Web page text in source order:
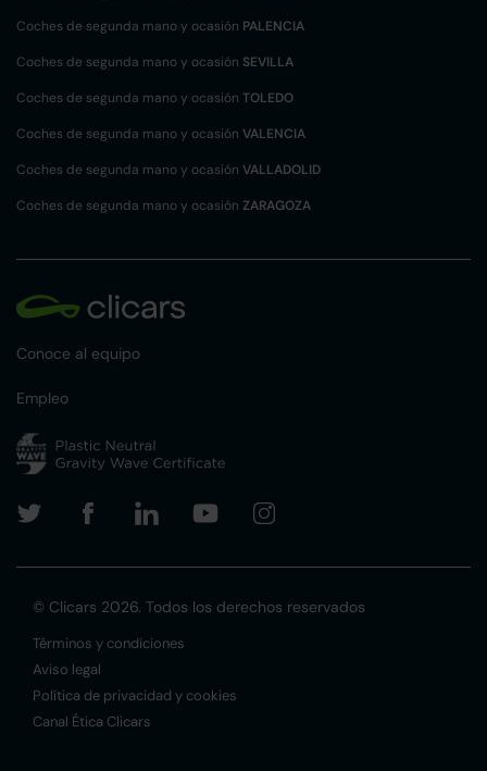
Coches de segunda mano y ocasión PALENCIA
Coches de segunda mano y ocasión SEVILLA
Coches de segunda mano y ocasión TOLEDO
Coches de segunda mano y ocasión VALENCIA
Coches de segunda mano y ocasión VALLADOLID
Coches de segunda mano y ocasión ZARAGOZA
Conoce al equipo
Empleo
© Clicars 2026. Todos los derechos reservados
Términos y condiciones
Aviso legal
Política de privacidad y cookies
Canal Ética Clicars